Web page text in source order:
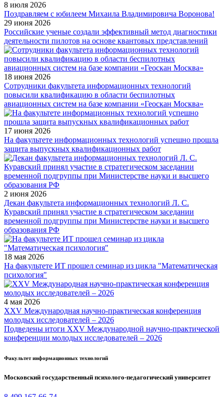
8 июля 2026
Поздравляем с юбилеем Михаила Владимировича Воронова!
29 июня 2026
Российские ученые создали эффективный метод диагностики
деятельности пилотов на основе квантовых представлений
18 июня 2026
Сотрудники факультета информационных технологий
повысили квалификацию в области беспилотных
авиационных систем на базе компании «Геоскан Москва»
17 июня 2026
На факультете информационных технологий успешно прошла
защита выпускных квалификационных работ
2 июня 2026
Декан факультета информационных технологий Л. С.
Куравский принял участие в стратегическом заседании
временной подгруппы при Министерстве науки и высшего
образования РФ
18 мая 2026
На факультете ИТ прошел семинар из цикла "Математическая
психология"
4 мая 2026
XXV Международная научно-практическая конференция
молодых исследователей – 2026
Подведены итоги XXV Международной научно-практической
конференции молодых исследователей – 2026
Факультет информационных технологий
Московский государственный психолого-педагогический университет